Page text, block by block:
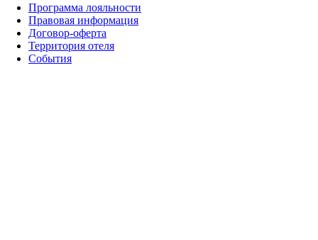
Программа лояльности
Правовая информация
Договор-оферта
Территория отеля
События